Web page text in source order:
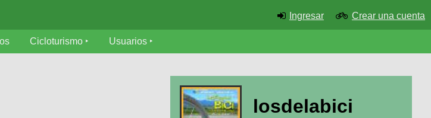
Ingresar Crear una cuenta
Cicloturismo Usuarios
losdelabici